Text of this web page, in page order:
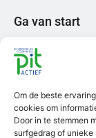
Om de beste
cookies om
Door in te stemmen
surfgedrag of unieke
Ga van start
Account aanmaken
Inloggen